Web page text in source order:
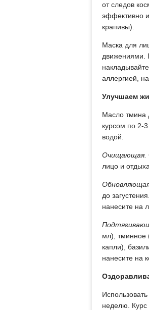
от следов
эффективно
крапивы).
Маска для
движениями.
аллергией,
Улучшаем
Масло тмина
курсом по 2-
водой.
Очищающая.
лицо и
до
нанесите на
мл), тминное
капли),
нанесите на
неделю. Курс